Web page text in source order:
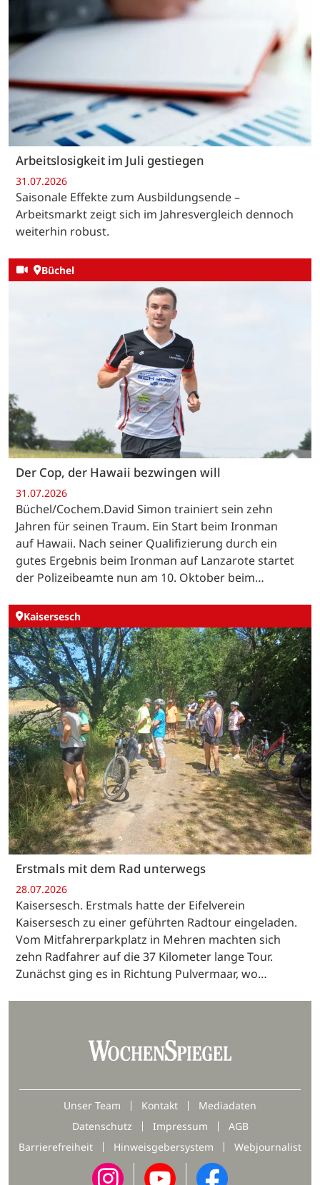
Arbeitslosigkeit im Juli gestiegen
31.07.2026
Saisonale Effekte zum Ausbildungsende –
Arbeitsmarkt zeigt sich im Jahresvergleich dennoch
weiterhin robust.
Büchel
Der Cop, der Hawaii bezwingen will
31.07.2026
Büchel/Cochem.David Simon trainiert sein zehn
Jahren für seinen Traum. Ein Start beim Ironman
auf Hawaii. Nach seiner Qualifizierung durch ein
gutes Ergebnis beim Ironman auf Lanzarote startet
der Polizeibeamte nun am 10. Oktober beim…
Kaisersesch
Erstmals mit dem Rad unterwegs
28.07.2026
Kaisersesch. Erstmals hatte der Eifelverein
Kaisersesch zu einer geführten Radtour eingeladen.
Vom Mitfahrerparkplatz in Mehren machten sich
zehn Radfahrer auf die 37 Kilometer lange Tour.
Zunächst ging es in Richtung Pulvermaar, wo…
Unser Team Kontakt
Mediadaten
Datenschutz
Impressum
AGB
Barrierefreiheit
Hinweisgebersystem Webjournalist